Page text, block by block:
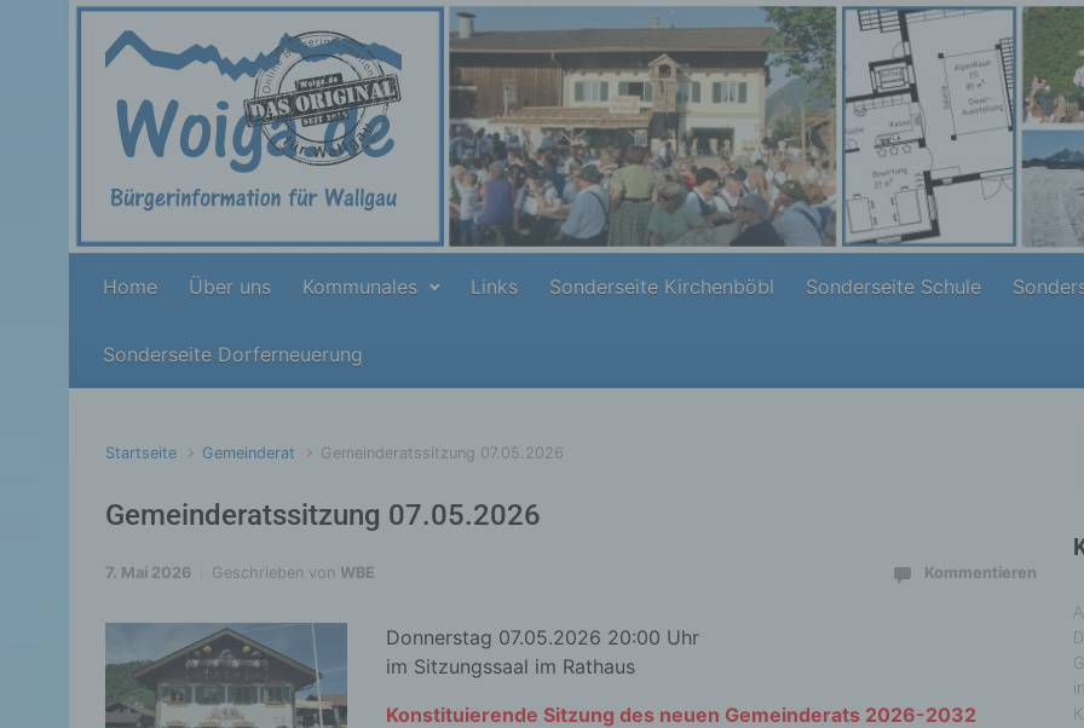
Zum Hauptinhalt springen
Home Über uns Kommunales Links Sonderseite Kirchenböbl Sonderseite Schule
Sonderseite Dorferneuerung
Startseite Gemeinderat Gemeinderatssitzung 07.05.2026
Gemeinderatssitzung 07.05.2026
7. Mai 2026 Geschrieben von WBE Kommentieren
Donnerstag 07.05.2026 20:00 Uhr
im Sitzungssaal im Rathaus
Konstituierende Sitzung des neuen Gemeinderats 2026-2032